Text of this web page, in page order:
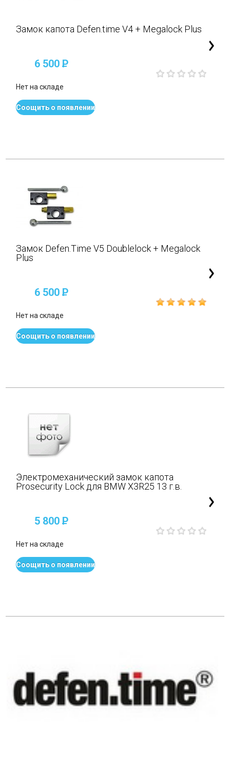
Замок капота Defen.time V4 + Megalock Plus
6 500P
Нет на складе
Соощить о появлении
Замок Defen.Time V5 Doublelock + Megalock
Plus
6 500P
Нет на складе
Соощить о появлении
Электромеханический замок капота
Prosecurity Lock для BMW X3R25 13 г.в.
5 800P
Нет на складе
Соощить о появлении